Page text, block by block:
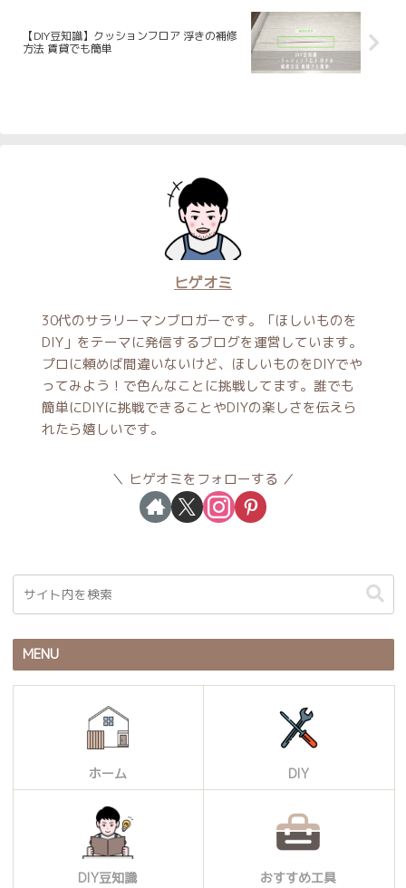
【DIY豆知識】クッションフロア 浮きの補修
方法 賃貸でも簡単
ヒゲオミ
30代のサラリーマンブロガーです。「ほしいものを
DIY」をテーマに発信するブログを運営しています。
プロに頼めば間違いないけど、ほしいものをDIYでや
ってみよう！で色んなことに挑戦してます。誰でも
簡単にDIYに挑戦できることやDIYの楽しさを伝えら
れたら嬉しいです。
ヒゲオミをフォローする
MENU
ホーム DIY
DIY豆知識 おすすめ工具